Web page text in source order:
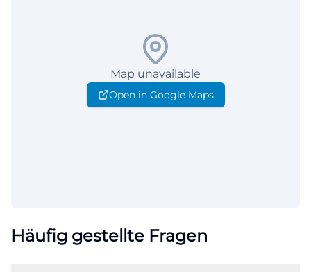
Map unavailable
Open in Google Maps
Häufig gestellte Fragen